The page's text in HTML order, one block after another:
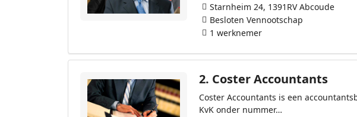
Starnheim 24, 1391RV Abcoude
Besloten Vennootschap
1 werknemer
2. Coster Accountants
Coster Accountants is een
KvK onder nummer…